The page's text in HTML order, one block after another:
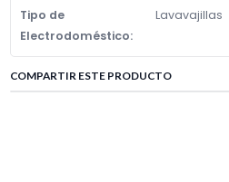
Tipo de
Electrodoméstico:
Lavavajillas
COMPARTIR ESTE PRODUCTO